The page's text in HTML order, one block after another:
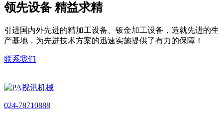
领先设备 精益求精
引进国内外先进的精加工设备、钣金加工设备，造就先进的生
产基地，为先进技术方案的迅速实施提供了有力的保障！
联系我们
024-78710888